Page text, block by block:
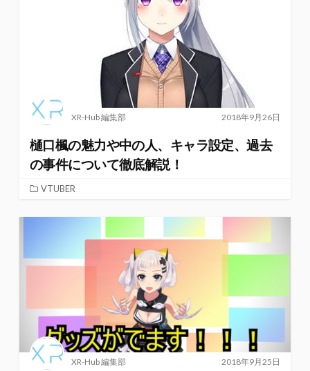
2018年9月26日
XR-Hub 編集部
樋口楓の魅力や中の人、キャラ設定、過去
の事件について徹底解説！
VTUBER
2018年9月25日
XR-Hub 編集部